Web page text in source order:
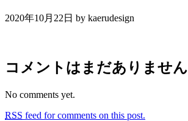
2020年10月22日 by kaerudesign
コメントはまだありません
No comments yet.
RSS feed for comments on this post.